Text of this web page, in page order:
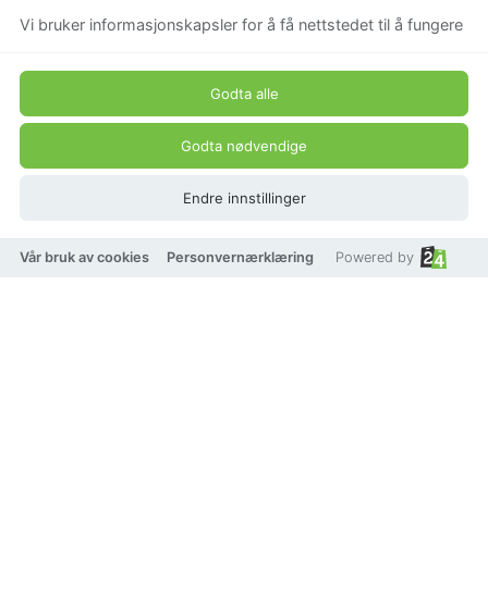
Vi bruker informasjonskapsler for å få nettstedet til å fungere
Godta alle
Godta nødvendige
Endre innstillinger
Vår bruk av cookies Personvernærklæring Powered by